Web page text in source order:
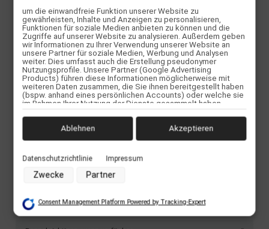
Baker Skateboards sind die mit meist gefahrenen Boards auf dem
Skateboardmarkt. Sie kommen in fetten Designs mit noch fetteren
Shapes. Style auch du jetzt richtig ab auf dem Skatepark mit deine
Baker Skateboard.
TECHNISCHE DETAILS
Größe: Ful 8.0"
Farbe: weiß
Full concave
Bewertungen
um die einwandfreie Funktion unserer Website zu
gewährleisten, Inhalte und Anzeigen zu personalisieren,
Funktionen für soziale Medien anbieten zu können und die
Zugriffe auf unserer Website zu analysieren. Außerdem geben
wir Informationen zu Ihrer Verwendung unserer Website an
unsere Partner für soziale Medien, Werbung und Analysen
weiter. Dies umfasst auch die Erstellung pseudonymer
Nutzungsprofile. Unsere Partner (Google Advertising
Products) führen diese Informationen möglicherweise mit
weiteren Daten zusammen, die Sie ihnen bereitgestellt haben
(bspw. anhand eines persönlichen Accounts) oder welche sie
im Rahmen Ihrer Nutzung der Dienste gesammelt haben
Nutzung von Cookies und Pixeln können Sie jederzeit
widerrufen, indem Sie auf den Datenschutz-Button links unten
Zwecke der Datenverarbeitung durch unsere Partner:
Speichern von oder Zugriff auf Informationen auf einem
Erstellung von Profilen für personalisierte Werbung
Verwendung von Profilen zur Auswahl personalisierter Werbung
Datenschutzrichtlinie Impressum
Zwecke Partner
Ablehnen Akzeptieren
Consent Management Platform Powered by Tracking-Expert